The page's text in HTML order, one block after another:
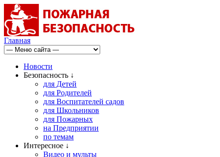
Главная
Новости
Безопасность ↓
для Детей
для Родителей
для Воспитателей садов
для Школьников
для Пожарных
на Предприятии
по темам
Интересное ↓
Видео и мульты